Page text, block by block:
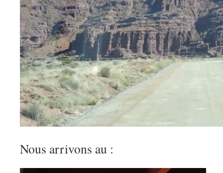
Nous arrivons au :